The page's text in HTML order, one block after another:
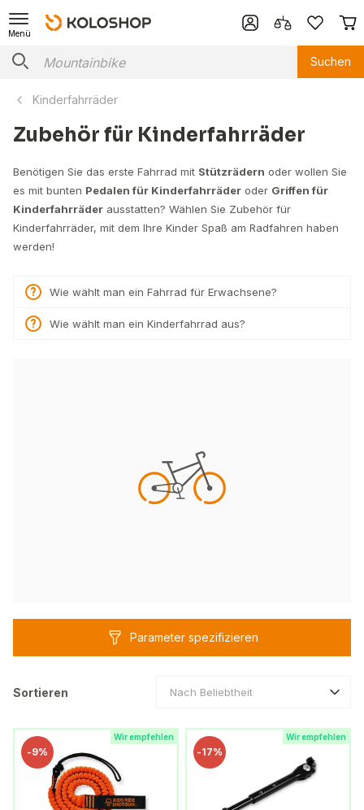
Menü
Suchen
Kinderfahrräder
Zubehör für Kinderfahrräder
Benötigen Sie das erste Fahrrad mit Stützrädern oder wollen Sie
es mit bunten Pedalen für Kinderfahrräder oder Griffen für
Kinderfahrräder ausstatten? Wählen Sie Zubehör für
Kinderfahrräder, mit dem Ihre Kinder Spaß am Radfahren haben
werden!
Wie wählt man ein Fahrrad für Erwachsene?
Wie wählt man ein Kinderfahrrad aus?
Parameter spezifizieren
Sortieren Nach Beliebtheit
Wir empfehlen
-9%
Wir empfehlen
-17%